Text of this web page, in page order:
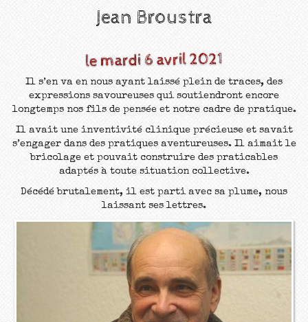
Jean Broustra
le mardi 6 avril 2021
Il s’en va en nous ayant laissé plein de traces, des
expressions savoureuses qui soutiendront encore
longtemps nos fils de pensée et notre cadre de pratique.
Il avait une inventivité clinique précieuse et savait
s’engager dans des pratiques aventureuses. Il aimait le
bricolage et pouvait construire des praticables
adaptés à toute situation collective.
Décédé brutalement, il est parti avec sa plume, nous
laissant ses lettres.